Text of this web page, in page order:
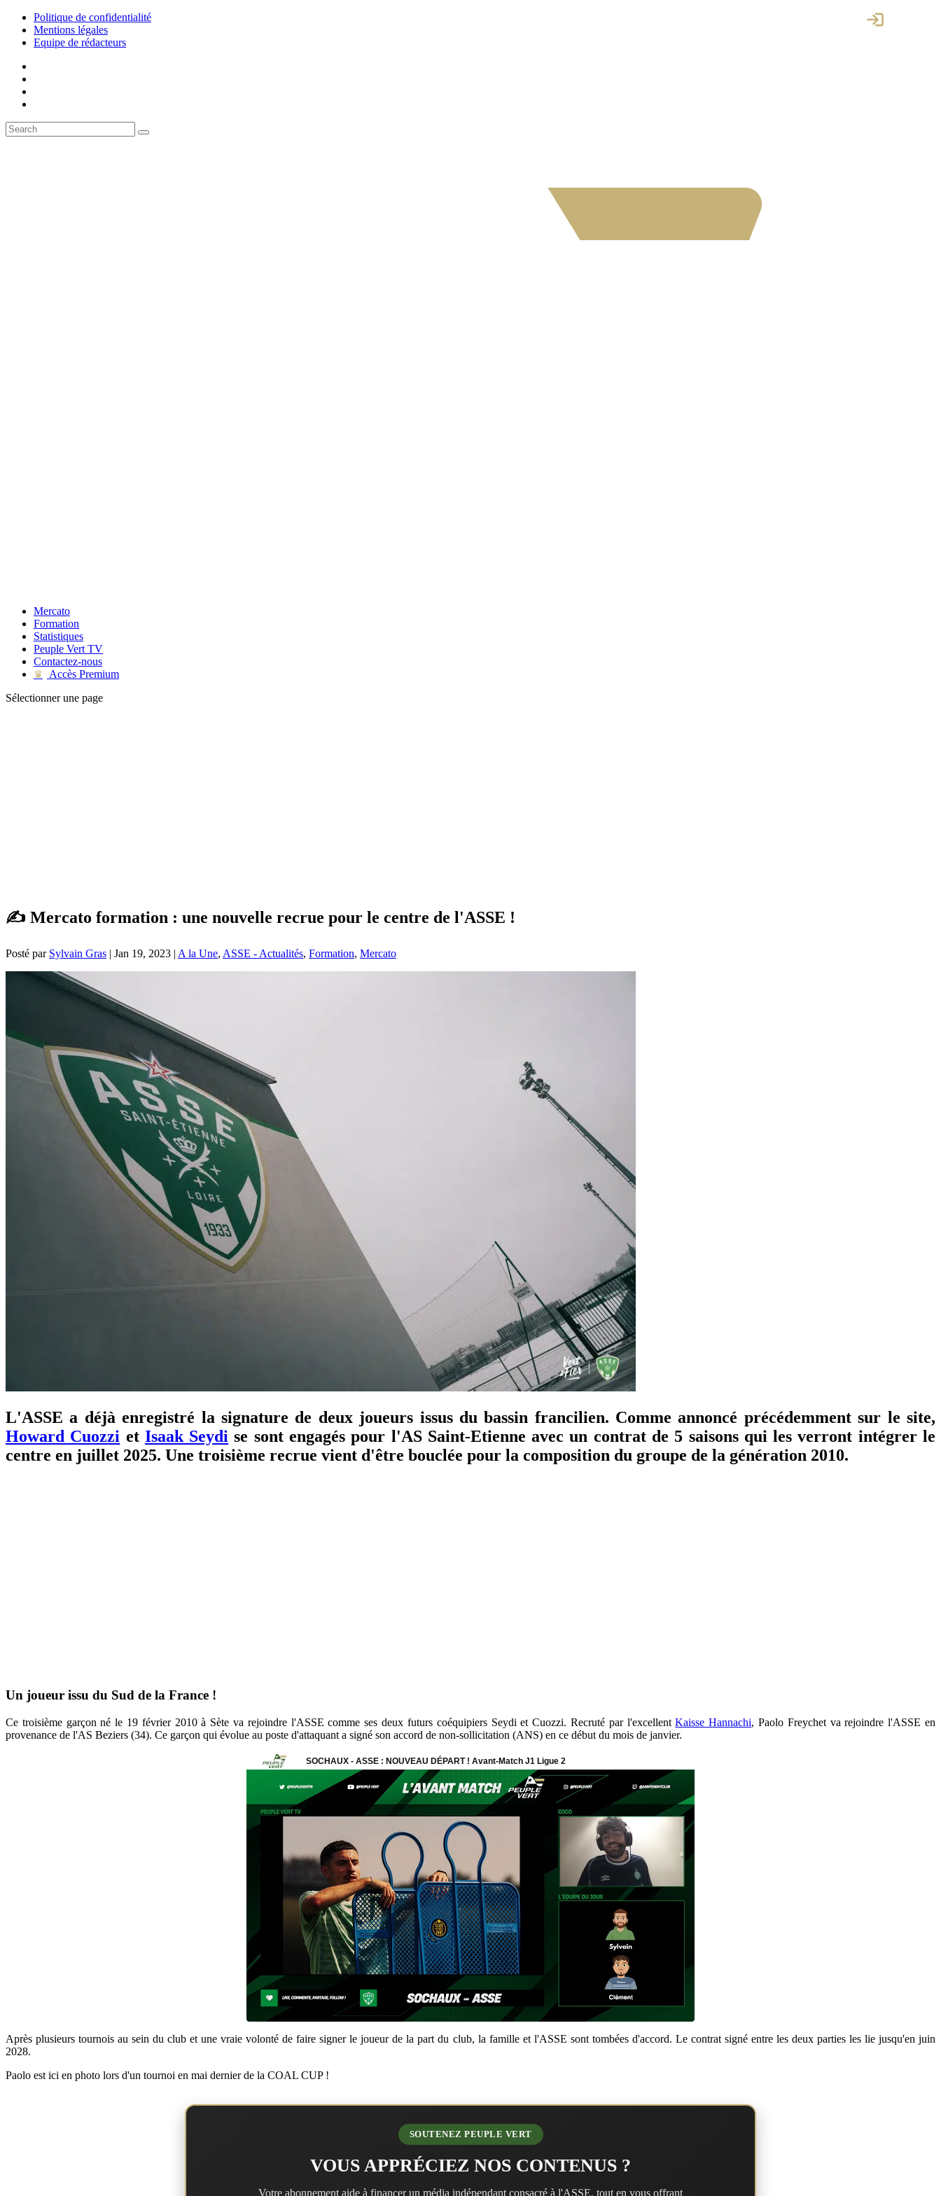
Politique de confidentialité
Mentions légales
Equipe de rédacteurs
Mercato
Formation
Statistiques
Peuple Vert TV
Contactez-nous
♛
Accès Premium
Sélectionner une page
✍️ Mercato formation : une nouvelle recrue pour le centre de l'ASSE !
Posté par Sylvain Gras | Jan 19, 2023 | A la Une, ASSE - Actualités, Formation, Mercato
L'ASSE a déjà enregistré la signature de deux joueurs issus du bassin francilien. Comme annoncé précédemment sur le site,
Howard Cuozzi et Isaak Seydi se sont engagés pour l'AS Saint-Etienne avec un contrat de 5 saisons qui les verront intégrer le
centre en juillet 2025. Une troisième recrue vient d'être bouclée pour la composition du groupe de la génération 2010.
Un joueur issu du Sud de la France !
Ce troisième garçon né le 19 février 2010 à Sète va rejoindre l'ASSE comme ses deux futurs coéquipiers Seydi et Cuozzi. Recruté par l'excellentKaisse Hannachi, Paolo Freychet va rejoindre l'ASSE en
provenance de l'AS Beziers (34). Ce garçon qui évolue au poste d'attaquant a signé son accord de non-sollicitation (ANS) en ce début du mois de janvier.
Après plusieurs tournois au sein du club et une vraie volonté de faire signer le joueur de la part du club, la famille et l'ASSE sont tombées d'accord. Le contrat signé entre les deux parties les lie jusqu'en juin
2028.
Paolo est ici en photo lors d'un tournoi en mai dernier de la COAL CUP !
SOUTENEZ PEUPLE VERT
VOUS APPRÉCIEZ NOS CONTENUS ?
Votre abonnement aide à financer un média indépendant consacré à l'ASSE, tout en vous offrant